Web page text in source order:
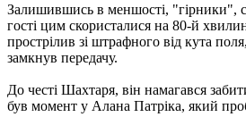
Залишившись в меншості, "гірники",
гості цим скористалися на 80-й
прострілив зі штрафного від кута
замкнув передачу.
До честі Шахтаря, він намагався
був момент у Алана Патріка, який